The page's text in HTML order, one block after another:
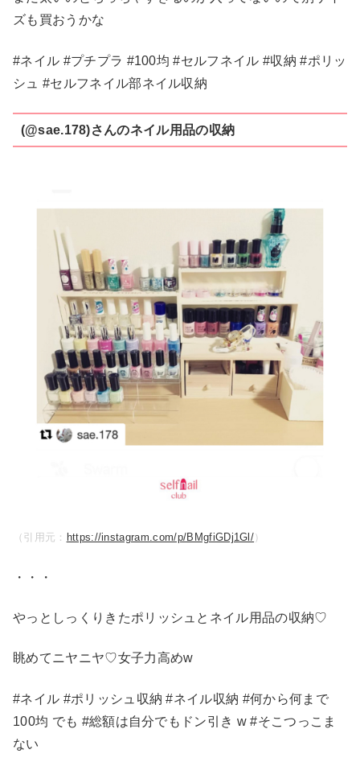
ズも買おうかな
#ネイル #プチプラ #100均 #セルフネイル #収納 #ポリッ
シュ #セルフネイル部ネイル収納
(@sae.178)さんのネイル用品の収納
（引用元： https://instagram.com/p/BMgfiGDj1Gl/）
・・・
やっとしっくりきたポリッシュとネイル用品の収納♡
眺めてニヤニヤ♡女子力高めw
#ネイル #ポリッシュ収納 #ネイル収納 #何から何まで
100均 でも #総額は自分でもドン引き w #そこつっこま
ない